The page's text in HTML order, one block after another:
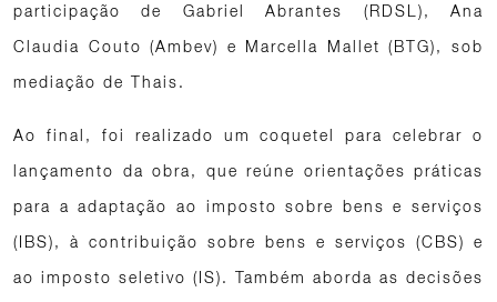
participação de Gabriel Abrantes (RDSL), Ana
Claudia Couto (Ambev) e Marcella Mallet (BTG), sob
mediação de Thais.
Ao final, foi realizado um coquetel para celebrar o
lançamento da obra, que reúne orientações práticas
para a adaptação ao imposto sobre bens e serviços
(IBS), à contribuição sobre bens e serviços (CBS) e
ao imposto seletivo (IS). Também aborda as decisões